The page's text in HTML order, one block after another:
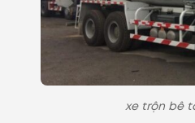
xe trộn bê